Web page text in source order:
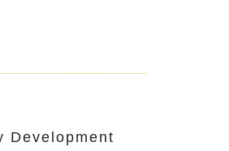
Development